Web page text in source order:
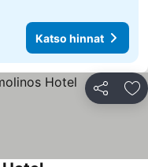
Katso hinnat
Jaa